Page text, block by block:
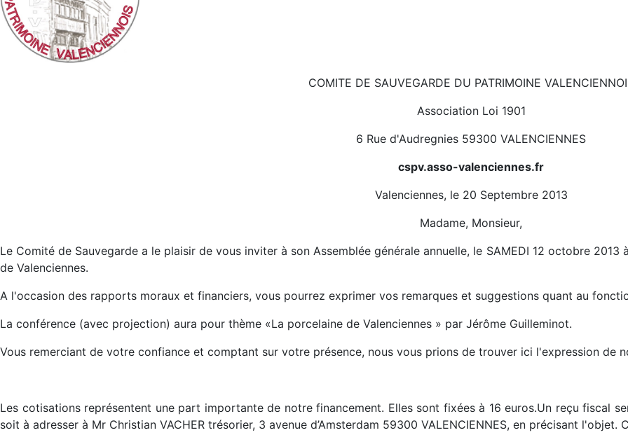
COMITE DE SAUVEGARDE DU PATRIMOINE
Association Loi 1901
6 Rue d'Audregnies 59300 VALENCIENNES
cspv.asso-valenciennes.fr
Valenciennes, le 20 Septembre 2013
Madame, Monsieur,
Le Comité de Sauvegarde a le plaisir de vous inviter à son Assemblée générale annuelle, le SAMEDI 12 octobre
de Valenciennes.
A l'occasion des rapports moraux et financiers, vous pourrez exprimer vos remarques et suggestions quant au
La conférence (avec projection) aura pour thème «La porcelaine de Valenciennes » par Jérôme Guilleminot.
Vous remerciant de votre confiance et comptant sur votre présence, nous vous prions de trouver ici l'expression de
Les cotisations représentent une part importante de notre financement. Elles sont fixées à 16 euros.Un reçu fiscal
soit à adresser à Mr Christian VACHER trésorier, 3 avenue d’Amsterdam 59300 VALENCIENNES, en précisant l'objet.